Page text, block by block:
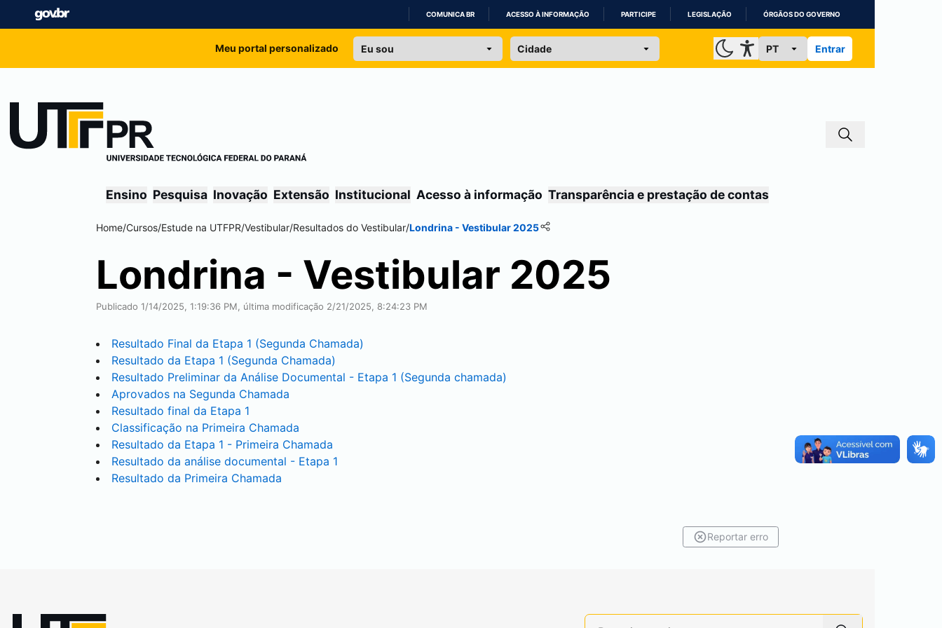
IR
COMUNICA BR ACESSO À INFORMAÇÃO PARTICIPE LEGISLAÇÃO ÓRGÃOS DO GOVERNO
Meu portal personalizado Entrar
Ensino Pesquisa Inovação Extensão Institucional Acesso à informação Transparência e prestação de contas
Home/Cursos/Estude na UTFPR/Vestibular/Resultados do Vestibular/Londrina - Vestibular 2025
Londrina - Vestibular 2025
Publicado 1/14/2025, 1:19:36 PM, última modificação 2/21/2025, 8:24:23 PM
Resultado Final da Etapa 1 (Segunda Chamada)
Resultado da Etapa 1 (Segunda Chamada)
Resultado Preliminar da Análise Documental - Etapa 1 (Segunda chamada)
Aprovados na Segunda Chamada
Resultado final da Etapa 1
Classificação na Primeira Chamada
Resultado da Etapa 1 - Primeira Chamada
Resultado da análise documental - Etapa 1
Resultado da Primeira Chamada
Reportar erro